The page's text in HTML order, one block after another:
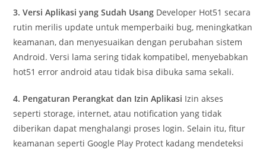
3. Versi Aplikasi yang Sudah Usang Developer Hot51 secara
rutin merilis update untuk memperbaiki bug, meningkatkan
keamanan, dan menyesuaikan dengan perubahan sistem
Android. Versi lama sering tidak kompatibel, menyebabkan
hot51 error android atau tidak bisa dibuka sama sekali.
4. Pengaturan Perangkat dan Izin Aplikasi Izin akses
seperti storage, internet, atau notification yang tidak
diberikan dapat menghalangi proses login. Selain itu, fitur
keamanan seperti Google Play Protect kadang mendeteksi